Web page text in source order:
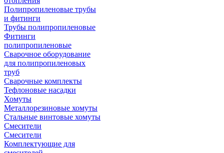
Полипропиленовые трубы
и фитинги
Трубы полипропиленовые
Фитинги
полипропиленовые
Сварочное оборудование
для полипропиленовых
труб
Сварочные комплекты
Тефлоновые насадки
Хомуты
Металлорезиновые хомуты
Стальные винтовые хомуты
Смесители
Смесители
Комплектующие для